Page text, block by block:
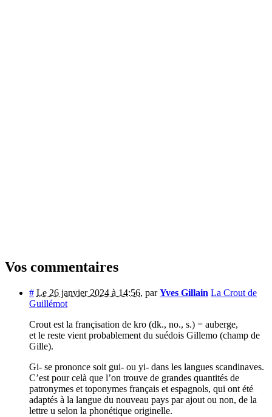
Vos commentaires
# Le 26 janvier 2024 à 14:56, parYves Gillain La Crout de
Guillémot
Crout est la françisation de kro (dk., no., s.) = auberge,
et le reste vient probablement du suédois Gillemo (champ de
Gille).
Gi- se prononce soit gui- ou yi- dans les langues scandinaves.
C’est pour celà que l’on trouve de grandes quantités de
patronymes et toponymes français et espagnols, qui ont été
adaptés à la langue du nouveau pays par ajout ou non, de la
lettre u selon la phonétique originelle.